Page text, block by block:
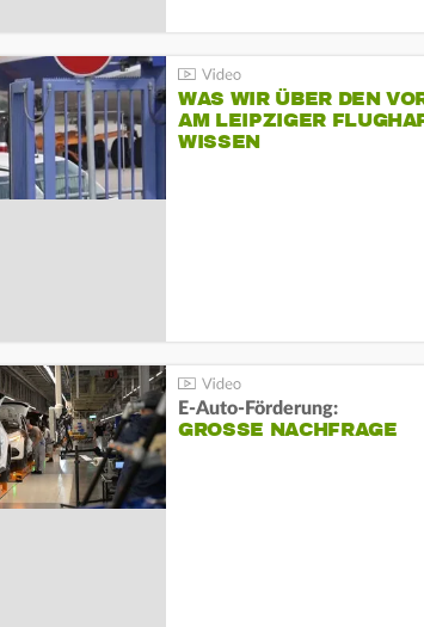
WAS WIR ÜBER DEN
AM LEIPZIGER
WISSEN
E-Auto-Förderung:
GROSSE NACHFRAGE